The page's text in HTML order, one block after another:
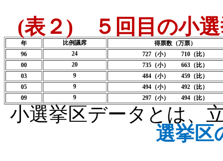
(表２ ) ５回目の小選
年 比例議席
得票数（万票）
96
24 727 （小） 710 （比）
00
20 735 （小） 663 （比）
03
9 484 （小） 459 （比）
05
9 494 （小） 492 （比）
09
9 297 （小） 494 （比）
小選挙区データとは、
選挙区